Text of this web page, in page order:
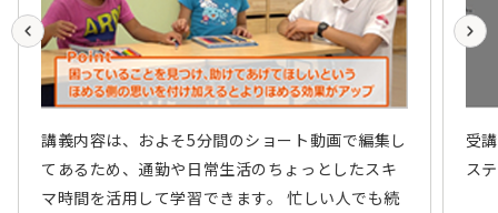
講義内容は、およそ5分間のショート動画で編集し
てあるため、通勤や日常生活のちょっとしたスキ
マ時間を活用して学習できます。 忙しい人でも続
受
ス